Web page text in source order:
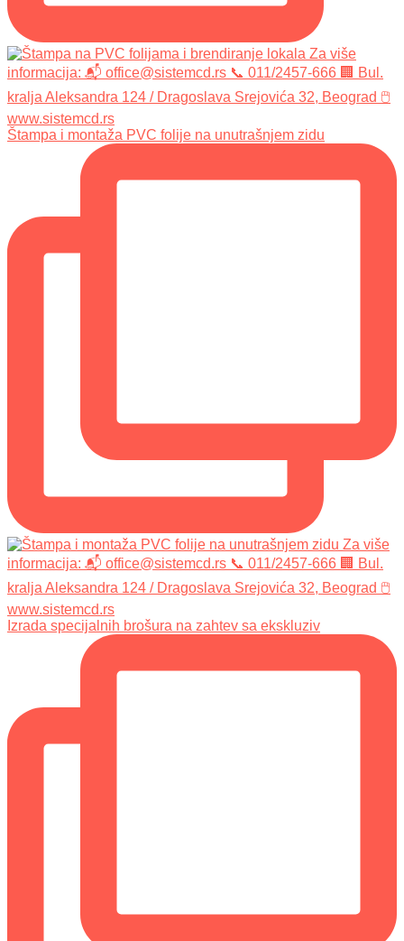
Štampa i montaža PVC folije na unutrašnjem zidu
Izrada specijalnih brošura na zahtev sa ekskluziv